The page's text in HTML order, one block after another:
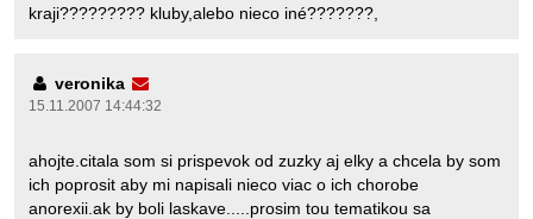
kraji????????? kluby,alebo nieco iné???????,
veronika
15.11.2007 14:44:32
ahojte.citala som si prispevok od zuzky aj elky a chcela by som
ich poprosit aby mi napisali nieco viac o ich chorobe
anorexii.ak by boli laskave.....prosim tou tematikou sa